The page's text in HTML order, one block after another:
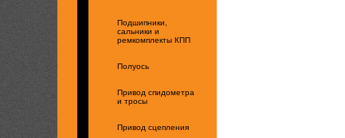
Подшипники,
сальники и
ремкомплекты КПП
Полуось
Привод спидометра
и тросы
Привод сцепления